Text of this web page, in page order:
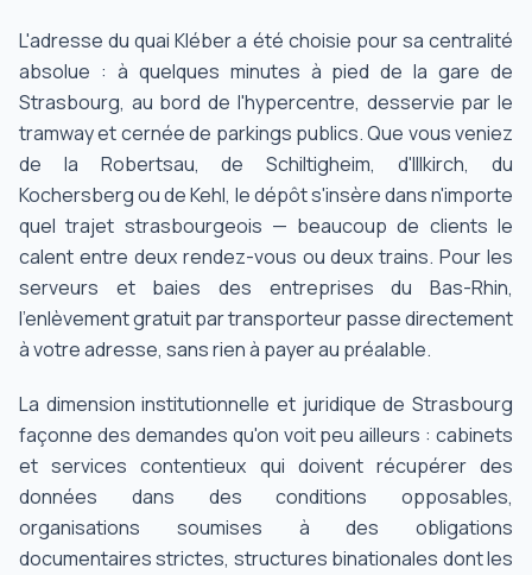
L'adresse du quai Kléber a été choisie pour sa centralité
absolue : à quelques minutes à pied de la gare de
Strasbourg, au bord de l'hypercentre, desservie par le
tramway et cernée de parkings publics. Que vous veniez
de la Robertsau, de Schiltigheim, d'Illkirch, du
Kochersberg ou de Kehl, le dépôt s'insère dans n'importe
quel trajet strasbourgeois — beaucoup de clients le
calent entre deux rendez-vous ou deux trains. Pour les
serveurs et baies des entreprises du Bas-Rhin,
l'enlèvement gratuit par transporteur passe directement
à votre adresse, sans rien à payer au préalable.
La dimension institutionnelle et juridique de Strasbourg
façonne des demandes qu'on voit peu ailleurs : cabinets
et services contentieux qui doivent récupérer des
données dans des conditions opposables,
organisations soumises à des obligations
documentaires strictes, structures binationales dont les